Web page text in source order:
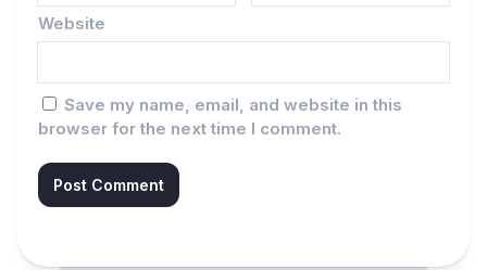
Website
Save my name, email, and website in this
browser for the next time I comment.